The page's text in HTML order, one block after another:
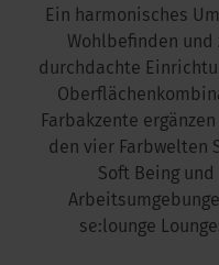
Ein harmonisches
Wohlbefinden
durchdachte
Farbakzente
den vier Farbwelten
Soft Being
se:lounge